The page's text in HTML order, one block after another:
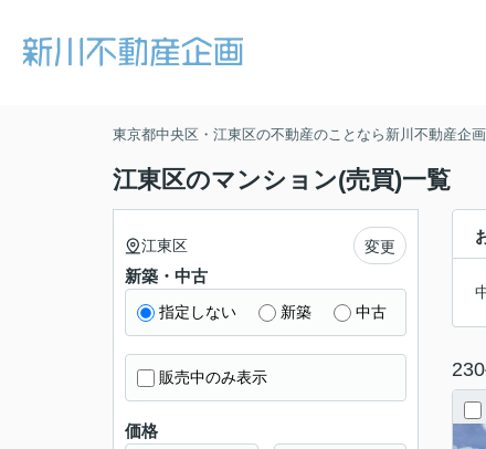
東京都中央区・江東区の不動産のことなら新川不動産企
江東区のマンション(売買)一覧
230
江東区 変更
新築・中古
指定しない 新築 中古
販売中のみ表示
価格